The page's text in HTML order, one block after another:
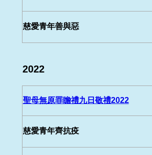
慈愛青年善與惡
2022
聖母無原罪瞻禮九日敬禮2022
慈愛青年齊抗疫